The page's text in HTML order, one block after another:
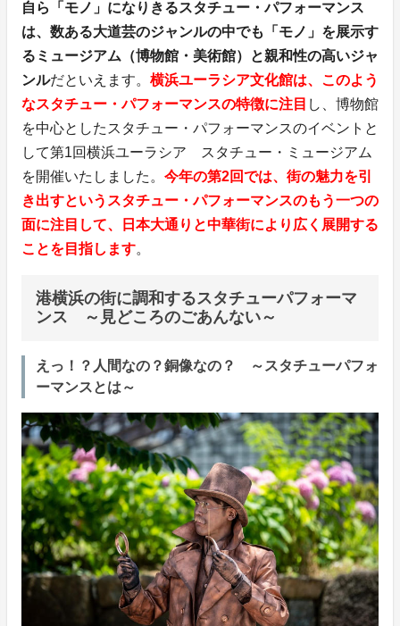
自ら「モノ」になりきるスタチュー・パフォーマンス
は、数ある大道芸のジャンルの中でも「モノ」を展示す
るミュージアム（博物館・美術館）と親和性の高いジャ
ンルだといえます。 横浜ユーラシア文化館は、このよう
なスタチュー・パフォーマンスの特徴に注目 し、博物館
を中心としたスタチュー・パフォーマンスのイベントと
して第1回横浜ユーラシア スタチュー・ミュージアム
を開催いたしました。 今年の第2回では、街の魅力を引
き出すというスタチュー・パフォーマンスのもう一つの
面に注目して、日本大通りと中華街により広く展開する
ことを目指します。
港横浜の街に調和するスタチューパフォーマ
ンス ～見どころのごあんない～
えっ！？人間なの？銅像なの？ ～スタチューパフォ
ーマンスとは～